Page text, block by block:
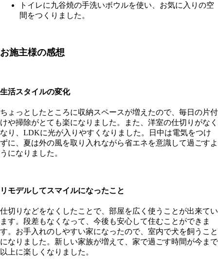
トイレに九谷焼の手洗いボウルを使い、お気に入りの空
間をつくりました。
お施主様の感想
生活スタイルの変化
ちょっとしたところに収納スペースが増えたので、毎日の片付
けや掃除がとても楽になりました。また、洋室の仕切りがなく
なり、LDKに光が入りやすくなりました。日中は電気をつけ
ずに、夏は外の風を取り入れながら省エネを意識して過ごすよ
うになりました。
リモデルしてスマイルになったこと
仕切りなどをなくしたことで、部屋を広く使うことが出来てい
ます。段差もなくなって、今後も安心して住むことができま
す。お手入れのしやすい家になったので、室内で犬を飼うこと
になりました。新しい家族が増えて、家で過ごす時間が今まで
以上に楽しくなりました。